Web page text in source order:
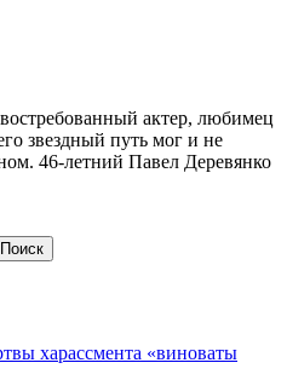
актер, любимец
звездный путь мог и не
46-летний Павел Деревянко
Поиск
харассмента «виноваты